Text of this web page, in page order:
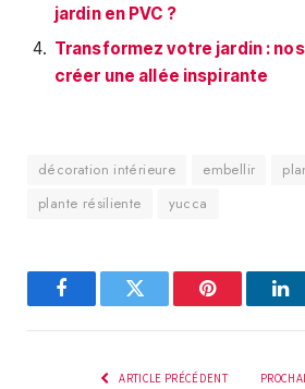
jardin en PVC ?
Transformez votre jardin :
créer une allée inspirante
décoration intérieure embellir
plante résiliente
yucca
FacebookTwitter Pinterest
ARTICLE PRÉCÉDENT